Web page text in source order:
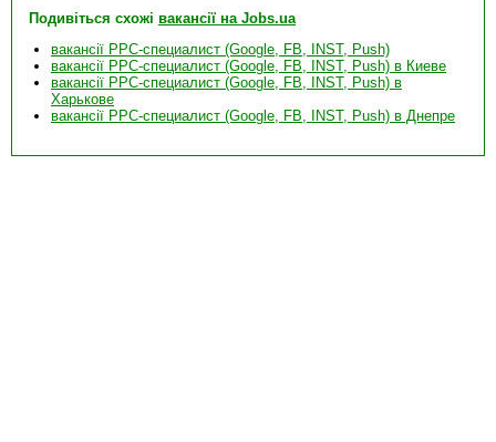
Подивіться схожі вакансії на Jobs.ua
вакансії PPC-специалист (Google, FB, INST, Push)
вакансії PPC-специалист (Google, FB, INST, Push) в Киеве
вакансії PPC-специалист (Google, FB, INST, Push) в
Харькове
вакансії PPC-специалист (Google, FB, INST, Push) в Днепре